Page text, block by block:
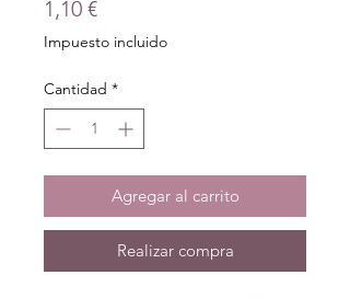
1,10 €Precio
Impuesto incluido
Cantidad *
Agregar al carrito
Realizar compra